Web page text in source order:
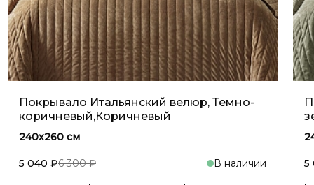
Покрывало Итальянский велюр, Темно-
коричневый,Коричневый
240х260 см
5 040 ₽6 300 ₽ В наличии 5